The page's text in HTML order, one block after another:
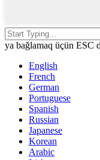
ya bağlamaq üçün ESC
English
French
German
Portuguese
Spanish
Russian
Japanese
Korean
Arabic